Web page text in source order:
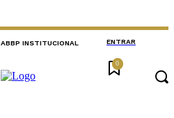
ABBP INSTITUCIONAL ENTRAR
0